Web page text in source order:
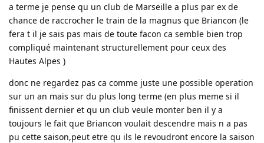
a terme je pense qu un club de Marseille a plus par ex de
chance de raccrocher le train de la magnus que Briancon (le
fera t il je sais pas mais de toute facon ca semble bien trop
compliqué maintenant structurellement pour ceux des
Hautes Alpes )
donc ne regardez pas ca comme juste une possible operation
sur un an mais sur du plus long terme (en plus meme si il
finissent dernier et qu un club veule monter ben il y a
toujours le fait que Briancon voulait descendre mais n a pas
pu cette saison,peut etre qu ils le revoudront encore la saison